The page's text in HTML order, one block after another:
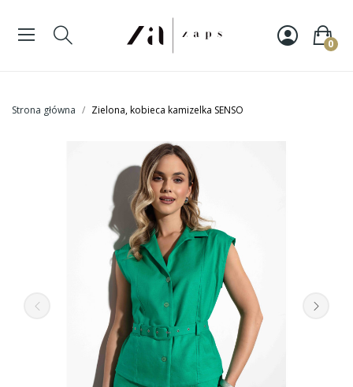
0
Strona główna Zielona, kobieca kamizelka SENSO